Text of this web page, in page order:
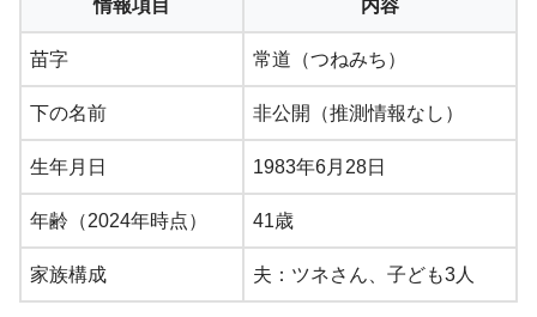
情報項目 内容
苗字 常道（つねみち）
下の名前 非公開（推測情報なし）
生年月日 1983年6月28日
年齢（2024年時点） 41歳
家族構成 夫：ツネさん、子ども3人